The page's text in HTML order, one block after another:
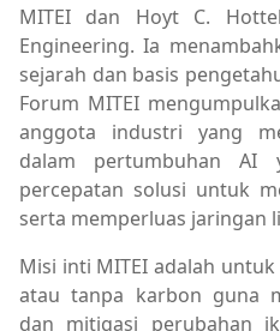
MITEI dan Hoyt C.
Engineering. Ia
sejarah dan basis
Forum MITEI
anggota industri yang
dalam pertumbuhan AI
percepatan solusi untuk
serta memperluas jaringan
Misi inti MITEI adalah
atau tanpa karbon guna
dan mitigasi perubahan